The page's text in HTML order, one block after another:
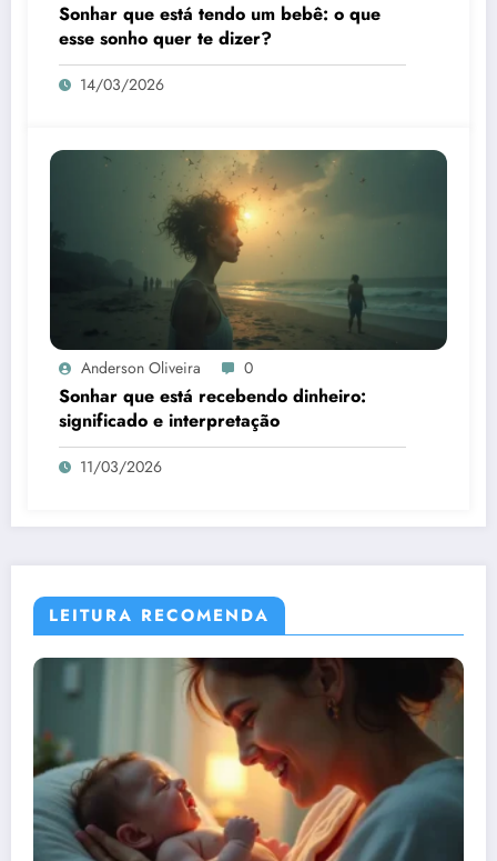
Sonhar que está tendo um bebê: o que
esse sonho quer te dizer?
14/03/2026
Anderson Oliveira 0
Sonhar que está recebendo dinheiro:
significado e interpretação
11/03/2026
LEITURA RECOMENDA